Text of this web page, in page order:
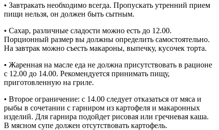
• Завтракать необходимо всегда. Пропускать утренний прием
пищи нельзя, он должен быть сытным.
• Сахар, различные сладости можно есть до 12.00.
Порционный размер вы должны определить самостоятельно.
На завтрак можно съесть макароны, выпечку, кусочек торта.
• Жаренная на масле еда не должна присутствовать в рационе
с 12.00 до 14.00. Рекомендуется принимать пищу,
приготовленную на гриле.
• Второе ограничение: с 14.00 следует отказаться от мяса и
рыбы в сочетании с гарниром из картофеля и макаронных
изделий. Для гарнира подойдет рисовая или гречневая каша.
В мясном супе должен отсутствовать картофель.